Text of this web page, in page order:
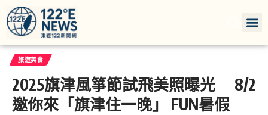
旅遊美食
2025旗津風箏節試飛美照曝光 8/2
邀你來「旗津住一晚」 FUN暑假